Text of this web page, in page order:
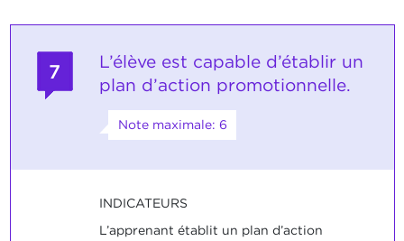
7
L’élève est capable d’établir un
plan d’action promotionnelle.
Note maximale: 6
INDICATEURS
L’apprenant établit un plan d’action